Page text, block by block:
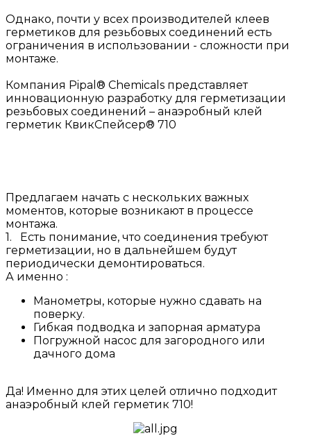
Однако, почти у всех производителей клеев
герметиков для резьбовых соединений есть
ограничения в использовании - сложности при
монтаже.
Компания Pipal® Chemicals представляет
инновационную разработку для герметизации
резьбовых соединений – анаэробный клей
герметик КвикСпейсер® 710
Предлагаем начать с нескольких важных
моментов, которые возникают в процессе
монтажа.
1. Есть понимание, что соединения требуют
герметизации, но в дальнейшем будут
периодически демонтироваться.
А именно :
Манометры, которые нужно сдавать на
поверку.
Гибкая подводка и запорная арматура
Погружной насос для загородного или
дачного дома
Да! Именно для этих целей отлично подходит
анаэробный клей герметик 710!